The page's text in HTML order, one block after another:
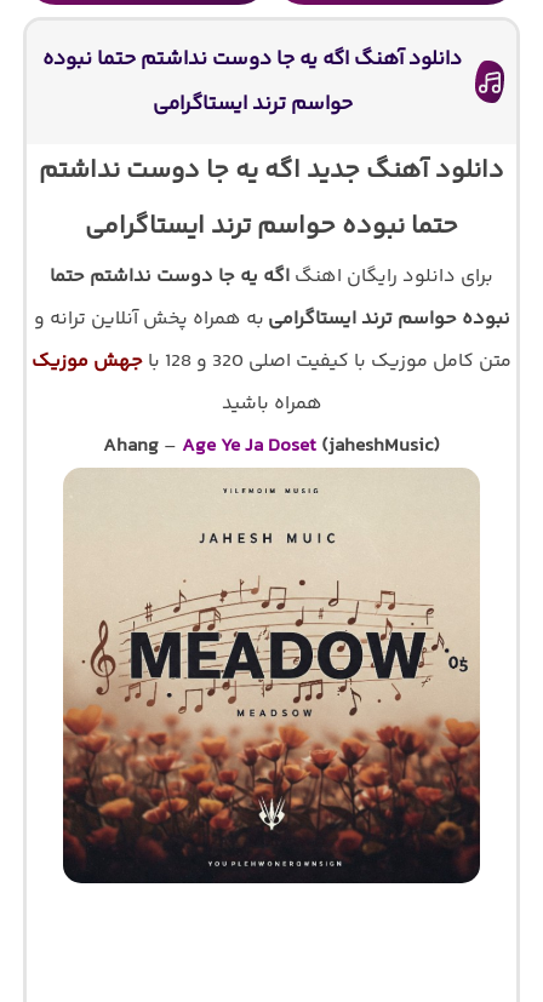
دانلود آهنگ اگه یه جا دوست نداشتم حتما نبوده
حواسم ترند ایستاگرامی
دانلود آهنگ جدید اگه یه جا دوست نداشتم
حتما نبوده حواسم ترند ایستاگرامی
برای دانلود رایگان اهنگ اگه یه جا دوست نداشتم حتما
نبوده حواسم ترند ایستاگرامی به همراه پخش آنلاین ترانه و
متن کامل موزیک با کیفیت اصلی 320 و 128 با
جهش موزیک
همراه باشید
Ahang – Age Ye Ja Doset (jaheshMusic)